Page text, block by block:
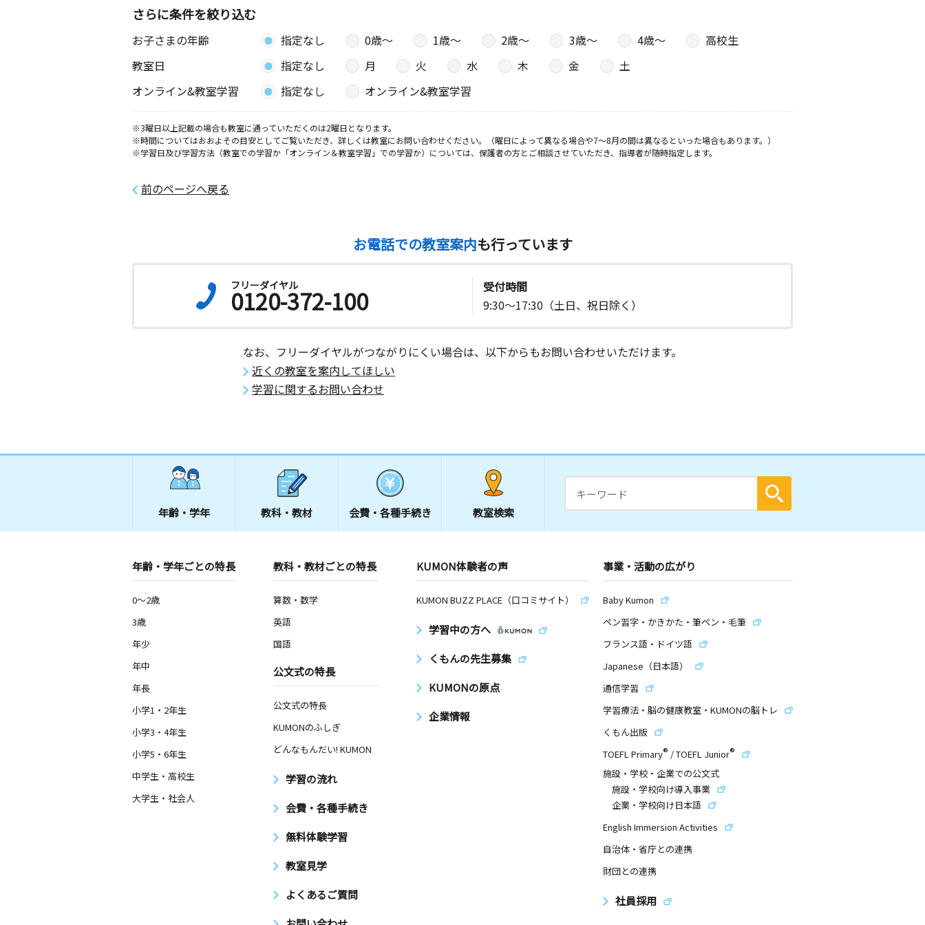
さらに条件を絞り込む
お子さまの年齢 指定なし 0歳〜 1歳〜 2歳〜 3歳〜 4歳〜
高校生
教室日
指定なし 月 火 水 木 金
土
オンライン&教室学習
指定なし オンライン&教室学習
※3曜日以上記載の場合も教室に通っていただくのは2曜日となります。
※時間についてはおおよその目安としてご覧いただき、詳しくは教室にお問い合わせください。（曜日によって異なる場合や7～8月の間は異なるといった場合もあります。）
※学習日及び学習方法（教室での学習か「オンライン＆教室学習」での学習か）については、保護者の方とご相談させていただき、指導者が随時指定します。
前のページへ戻る
お電話での教室案内も行っています
フリーダイヤル
0120-372-100
受付時間
9:30～17:30（土日、祝日除く）
なお、フリーダイヤルがつながりにくい場合は、以下からもお問い合わせいただけます。
近くの教室を案内してほしい
学習に関するお問い合わせ
年齢・学年 教科・教材 会費・ 各種手続き 教室検索
年齢・学年ごとの特長
0～2歳
3歳
年少
年中
年長
小学1・2年生
小学3・4年生
小学5・6年生
中学生・高校生
大学生・社会人
教科・教材ごとの特長
算数・数学
英語
国語
公文式の特長
公文式の特長
KUMONのふしぎ
どんなもんだい! KUMON
学習の流れ
会費・各種手続き
無料体験学習
教室見学
よくあるご質問
KUMON体験者の声
KUMON BUZZ PLACE（口コミサイト）
学習中の方へ
くもんの先生募集
KUMONの原点
企業情報
事業・活動の広がり
Baby Kumon
ペン習字・かきかた・筆ペン・毛筆
フランス語・ドイツ語
Japanese（日本語）
通信学習
学習療法・脳の健康教室・KUMONの脳トレ
くもん出版
TOEFL Primary® /TOEFL Junior®
施設・学校・企業での公文式
施設・学校向け導入事業
企業・学校向け日本語
English Immersion Activities
自治体・省庁との連携
財団との連携
社員採用